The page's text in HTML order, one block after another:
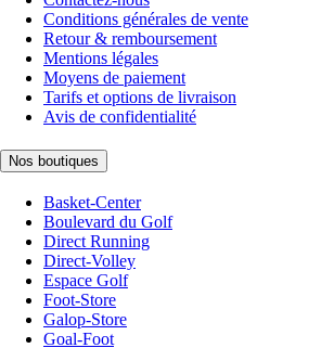
Conditions générales de vente
Retour & remboursement
Mentions légales
Moyens de paiement
Tarifs et options de livraison
Avis de confidentialité
Nos boutiques
Basket-Center
Boulevard du Golf
Direct Running
Direct-Volley
Espace Golf
Foot-Store
Galop-Store
Goal-Foot